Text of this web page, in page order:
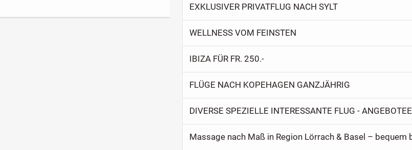
EXKLUSIVER PRIVATFLUG NACH SYLT
WELLNESS VOM FEINSTEN
IBIZA FÜR FR. 250.-
FLÜGE NACH KOPEHAGEN GANZJÄHRIG
DIVERSE SPEZIELLE INTERESSANTE FLUG - ANGEBOTEE